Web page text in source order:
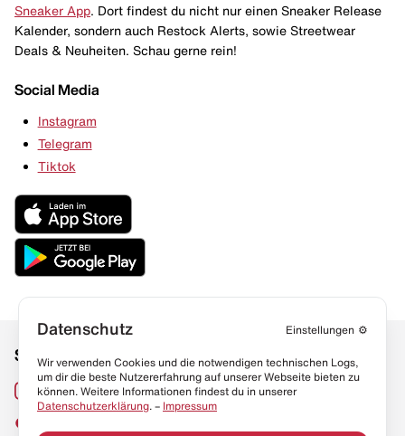
Sneaker App . Dort findest du nicht nur einen Sneaker Release
Kalender, sondern auch Restock Alerts, sowie Streetwear
Deals & Neuheiten. Schau gerne rein!
Social Media
Instagram
Telegram
Tiktok
Social Media
Instagram
Links
Sneaker Lexikon
Resell Guide
Datenschutz Einstellungen ⚙️
Wir verwenden Cookies und die notwendigen technischen Logs,
um dir die beste Nutzererfahrung auf unserer Webseite bieten zu
können. Weitere Informationen findest du in unserer
Datenschutzerklärung. – Impressum